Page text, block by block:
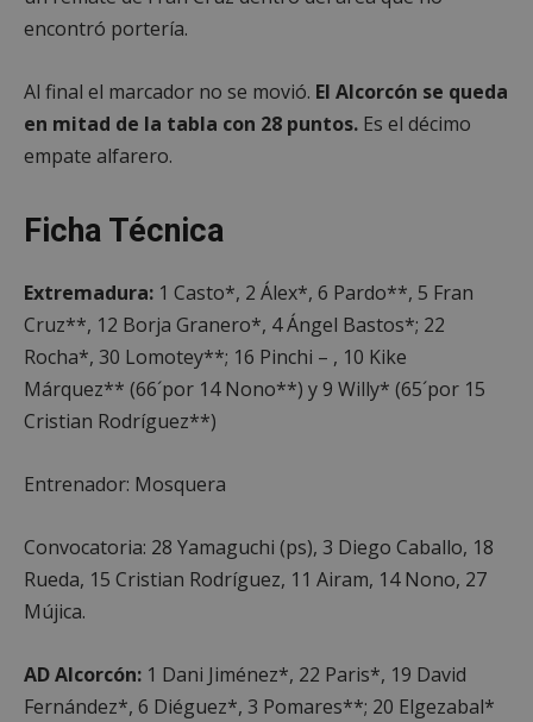
encontró portería.
Al final el marcador no se movió. El Alcorcón se queda
en mitad de la tabla con 28 puntos. Es el décimo
empate alfarero.
Ficha Técnica
Extremadura: 1 Casto*, 2 Álex*, 6 Pardo**, 5 Fran
Cruz**, 12 Borja Granero*, 4 Ángel Bastos*; 22
Rocha*, 30 Lomotey**; 16 Pinchi – , 10 Kike
Márquez** (66´por 14 Nono**) y 9 Willy* (65´por 15
Cristian Rodríguez**)
Entrenador: Mosquera
Convocatoria: 28 Yamaguchi (ps), 3 Diego Caballo, 18
Rueda, 15 Cristian Rodríguez, 11 Airam, 14 Nono, 27
Mújica.
AD Alcorcón: 1 Dani Jiménez*, 22 Paris*, 19 David
Fernández*, 6 Diéguez*, 3 Pomares**; 20 Elgezabal*
Cookies no clasificadas
Cookies de rendimiento
Cookies de preferencias
Cookies de funcionalidad
Cookies no clasificadas
Las cookies estrictamente necesarias permiten la
El sitio web no se puede utilizar correctamente sin
Nombre
Proveedor /
Dominio